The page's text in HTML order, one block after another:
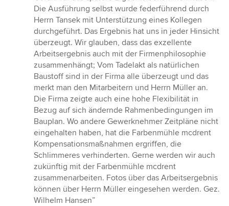
Die Ausführung selbst wurde federführend durch
Herrn Tansek mit Unterstützung eines Kollegen
durchgeführt. Das Ergebnis hat uns in jeder Hinsicht
überzeugt. Wir glauben, dass das exzellente
Arbeitsergebnis auch mit der Firmenphilosophie
zusammenhängt; Vom Tadelakt als natürlichen
Baustoff sind in der Firma alle überzeugt und das
merkt man den Mitarbeitern und Herrn Müller an.
Die Firma zeigte auch eine hohe Flexibilität in
Bezug auf sich ändernde Rahmenbedingungen im
Bauplan. Wo andere Gewerknehmer Zeitpläne nicht
eingehalten haben, hat die Farbenmühle mcdrent
Kompensationsmaßnahmen ergriffen, die
Schlimmeres verhinderten. Gerne werden wir auch
zukünftig mit der Farbenmühle mcdrent
zusammenarbeiten. Fotos über das Arbeitsergebnis
können über Herrn Müller eingesehen werden. Gez.
Wilhelm Hansen”